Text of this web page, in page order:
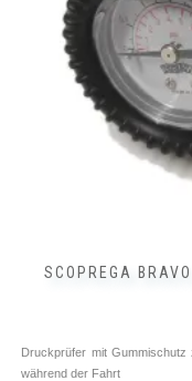
SCOPREGA
Druckprüfer mit
während der Fahrt
Produktseite